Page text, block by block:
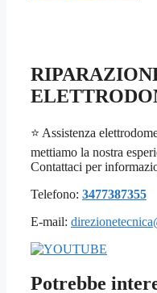
⭐ Assistenza
mettiamo la nostra
Contattaci per
Telefono: 3477387355
E-mail:
Potrebbe